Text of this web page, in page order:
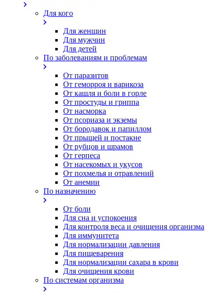
Для кого
Для женщин
Для мужчин
Для детей
По заболеваниям и проблемам
От паразитов
Oт геморроя и варикоза
От кашля и боли в горле
От простуды и гриппа
От насморка
Oт псориаза и экземы
От бородавок и папиллом
От прыщей и постакне
От рубцов и шрамов
От герпеса
От насекомых и укусов
От похмелья и отравлений
От анемии
По назначению
От боли
Для сна и успокоения
Для контроля веса и очищения организма
Для иммунитета
Для нормализации давления
Для пищеварения
Для нормализации сахара в крови
Для очищения крови
По системам организма